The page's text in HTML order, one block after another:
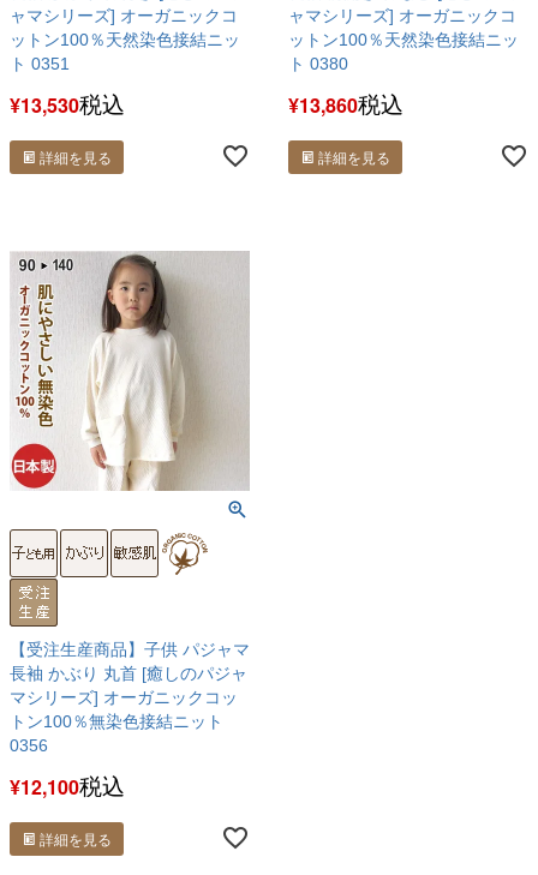
ャマシリーズ] オーガニックコ
ットン100％天然染色接結ニッ
ト 0351
¥13,530税込
詳細を見る
ャマシリーズ] オーガニックコ
ットン100％天然染色接結ニッ
ト 0380
¥13,860税込
詳細を見る
【受注生産商品】子供 パジャマ
長袖 かぶり 丸首 [癒しのパジャ
マシリーズ] オーガニックコッ
トン100％無染色接結ニット
0356
¥12,100税込
詳細を見る